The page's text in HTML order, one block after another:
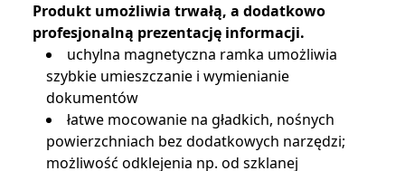
Produkt umożliwia trwałą, a dodatkowo
profesjonalną prezentację informacji.
uchylna magnetyczna ramka umożliwia
szybkie umieszczanie i wymienianie
dokumentów
łatwe mocowanie na gładkich, nośnych
powierzchniach bez dodatkowych narzędzi;
możliwość odklejenia np. od szklanej